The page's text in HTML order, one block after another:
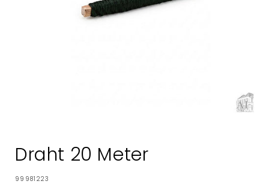
Modal
öffnen
Draht 20 Meter
SKU:
99981223